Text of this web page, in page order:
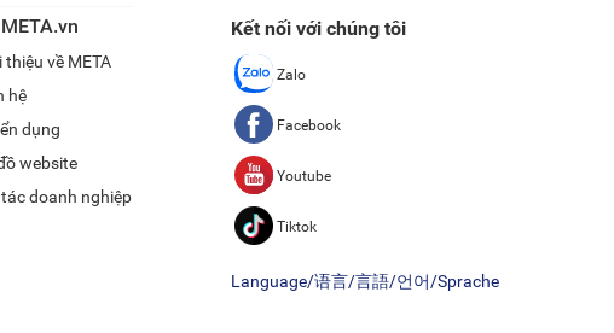
để bạn tham khảo:
bằng điện thoại qua App
quên đóng cửa tủ trên ứng dụng
15.990.000 đồng
Kết nối với chúng tôi
Zalo
Facebook
Youtube
Tiktok
Language/语言/言語/언어/Sprache
thiệu về META
hệ
dụng
website
doanh nghiệp